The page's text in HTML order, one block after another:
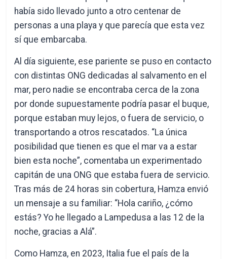
había sido llevado junto a otro centenar de
personas a una playa y que parecía que esta vez
sí que embarcaba.
Al día siguiente, ese pariente se puso en contacto
con distintas ONG dedicadas al salvamento en el
mar, pero nadie se encontraba cerca de la zona
por donde supuestamente podría pasar el buque,
porque estaban muy lejos, o fuera de servicio, o
transportando a otros rescatados. “La única
posibilidad que tienen es que el mar va a estar
bien esta noche”, comentaba un experimentado
capitán de una ONG que estaba fuera de servicio.
Tras más de 24 horas sin cobertura, Hamza envió
un mensaje a su familiar: “Hola cariño, ¿cómo
estás? Yo he llegado a Lampedusa a las 12 de la
noche, gracias a Alá”.
Como Hamza, en 2023, Italia fue el país de la